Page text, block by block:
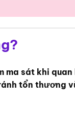
ma sát khi quan
tổn thương